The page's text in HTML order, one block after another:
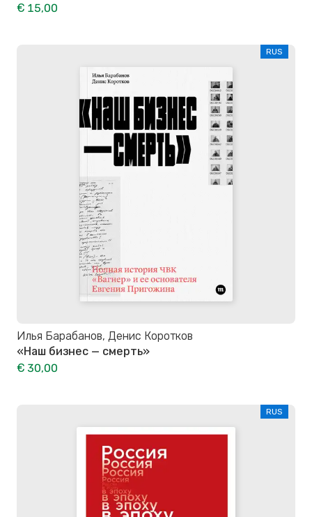
€ 15,00
RUS
Илья Барабанов, Денис Коротков
«Наш бизнес — смерть»
€ 30,00
RUS